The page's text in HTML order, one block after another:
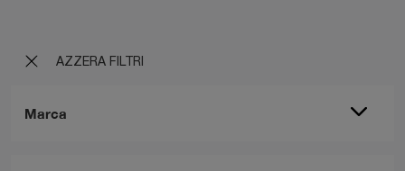
AZZERA FILTRI
Marca